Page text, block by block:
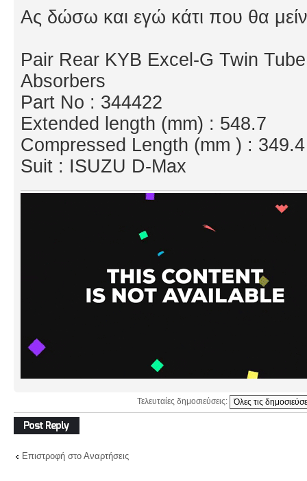
Ας δώσω και εγώ κάτι που θα
Pair Rear KYB Excel-G Twin
Absorbers
Part No : 344422
Extended length (mm) : 548.7
Compressed Length (mm ) : 349.4
Suit : ISUZU D-Max
Τελευταίες δημοσιεύσεις:
Δημιουργία
απάντησης
Επιστροφή στο Αναρτήσεις